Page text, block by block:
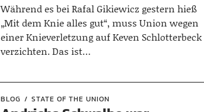
Während es bei Rafal Gikiewicz gestern hieß
„Mit dem Knie alles gut“, muss Union wegen
einer Knieverletzung auf Keven Schlotterbeck
verzichten. Das ist…
BLOG STATE OF THE UNION